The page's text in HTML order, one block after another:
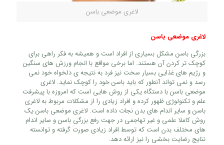
لاغری موضعی باسن
لاغری موضعی باسن
بزرگی باسن مشکل بسیاری از افراد است و همیشه به فکر راهی برای
کوچک تر کردن آن هستند. اما برخی مواقع با انجام ورزش های سنگین
و رژیم های غذایی بسیار سخت نیز فرد به نتیجه ی دلخواه خود نمی
رسد و نمی تواند آنطور که باید باسن خود را کوچک نماید. لاغری
موضعی باسن با دستگاه یکی از روش هایی است که امروزه با پیشرفت
علم و تکنولوژی ظهور کرده و افراد زیادی را از مشکلات مربوط به لاغری
باسن و سایر اندام های بدن نجات داده است. لاغری موضعی باسن یک
روش کاملا علمی و غیر تهاجمی در جهت رفع بزرگی باسن و سایر اندام
های مختلف بدن است که توسط افراد زیادی صورت گرفته و توانسته
نتایج رضایت بخشی را نیز ارائه دهد.